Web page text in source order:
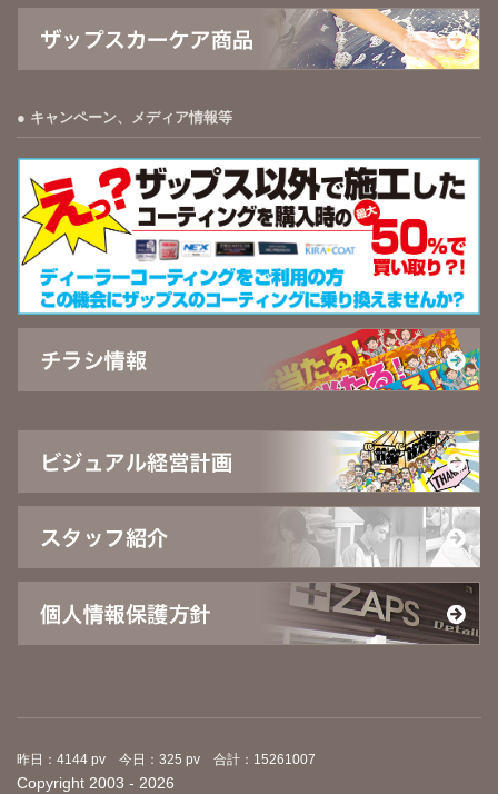
キャンペーン、メディア情報等
昨日：4144 pv 今日：325 pv 合計：15261007
Copyright 2003 - 2026